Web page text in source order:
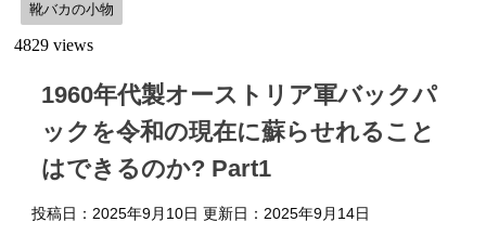
靴バカの小物
4829 views
1960年代製オーストリア軍バックパ
ックを令和の現在に蘇らせれること
はできるのか? Part1
投稿日：2025年9月10日 更新日： 2025年9月14日